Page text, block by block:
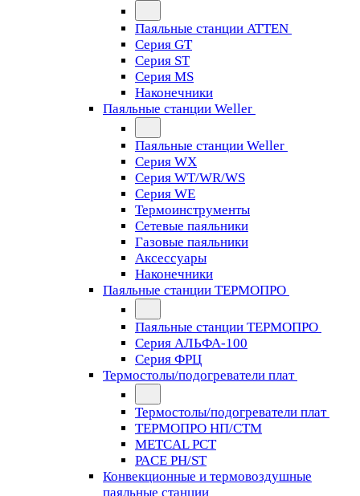
Паяльные станции ATTEN
Серия GT
Серия ST
Серия MS
Наконечники
Паяльные станции Weller
Паяльные станции Weller
Серия WX
Серия WT/WR/WS
Серия WE
Термоинструменты
Сетевые паяльники
Газовые паяльники
Аксессуары
Наконечники
Паяльные станции ТЕРМОПРО
Паяльные станции ТЕРМОПРО
Серия АЛЬФА-100
Серия ФРЦ
Термостолы/подогреватели плат
Термостолы/подогреватели плат
ТЕРМОПРО НП/СТМ
METCAL PCT
PACE PH/ST
Конвекционные и термовоздушные
паяльные станции